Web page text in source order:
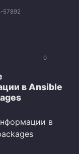
57892
0
в Ansible
в